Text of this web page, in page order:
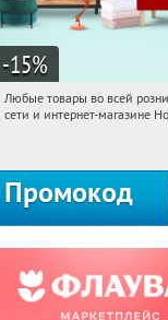
-15%
12:01:37
Любые товары во всей
сети и интернет-магазине
Промокод